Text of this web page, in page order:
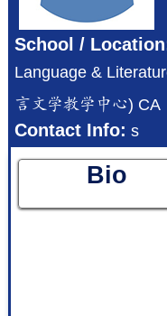
School /
Language &
言文学教学中心) CA
Contact Info: s
Bio